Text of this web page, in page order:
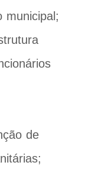
municipal;
de